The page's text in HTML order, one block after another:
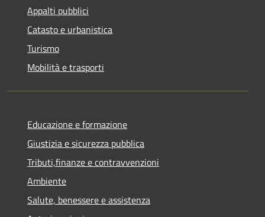
Appalti pubblici
Catasto e urbanistica
Turismo
Mobilità e trasporti
Educazione e formazione
Giustizia e sicurezza pubblica
Tributi,finanze e contravvenzioni
Ambiente
Salute, benessere e assistenza